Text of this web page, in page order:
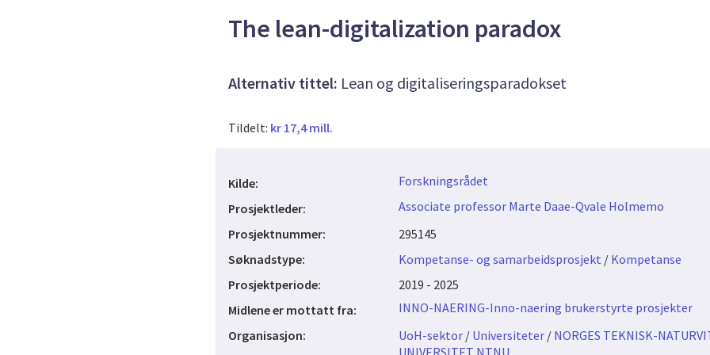
The lean-digitalization paradox
Alternativ tittel: Lean og digitaliseringsparadokset
Tildelt: kr 17,4 mill.
Kilde:
Forskningsrådet
Prosjektleder:
Associate professor Marte Daae-Qvale Holmemo
Prosjektnummer:
295145
Søknadstype:
Kompetanse- og samarbeidsprosjekt / Kompetanse
Prosjektperiode:
2019 - 2025
Midlene er mottatt fra:
INNO-NAERING-Inno-naering brukerstyrte prosjekter
Organisasjon:
UoH-sektor/ Universiteter/ NORGES TEKNISK-
UNIVERSITET NTNU